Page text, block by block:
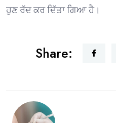
ਹੁਣ ਰੱਦ ਕਰ ਦਿੱਤਾ ਗਿਆ ਹੈ।
Share: